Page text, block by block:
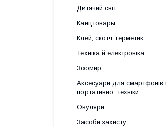
Дитячий світ
Канцтовары
Клей, скотч, герметик
Техніка й електроніка
Зоомир
Аксесуари для смартфонів і
портативної техніки
Окуляри
Засоби захисту